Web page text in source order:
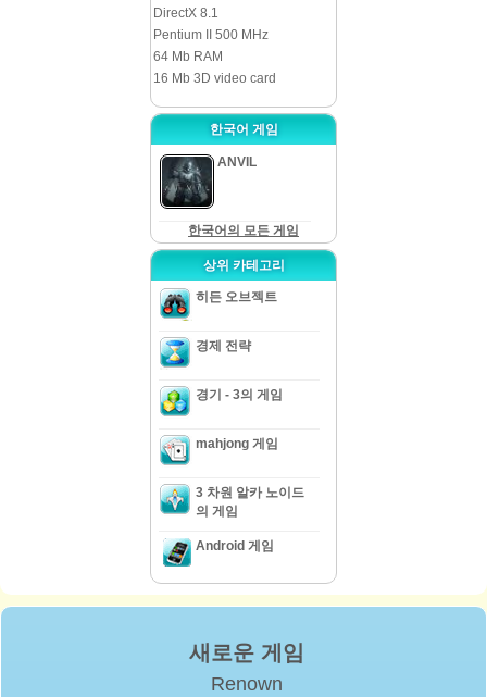
DirectX 8.1
Pentium II 500 MHz
64 Mb RAM
16 Mb 3D video card
한국어 게임
ANVIL
한국어의 모든 게임
상위 카테고리
히든 오브젝트
경제 전략
경기 - 3의 게임
mahjong 게임
3 차원 알카 노이드
의 게임
Android 게임
새로운 게임
Renown